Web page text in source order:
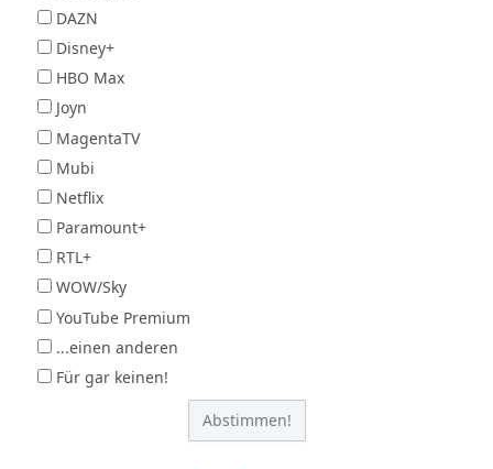
DAZN
Disney+
HBO Max
Joyn
MagentaTV
Mubi
Netflix
Paramount+
RTL+
WOW/Sky
YouTube Premium
...einen anderen
Für gar keinen!